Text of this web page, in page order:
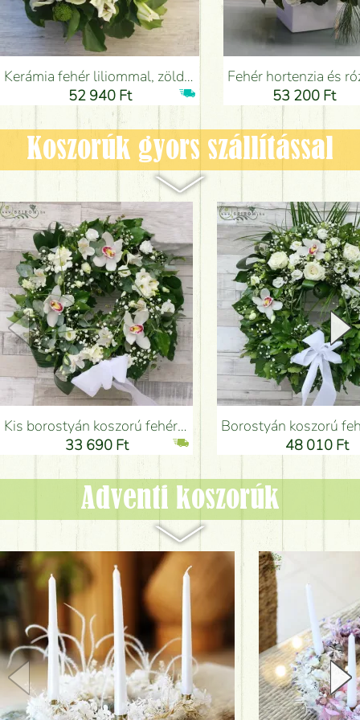
Kerámia fehér liliommal, zöld orchideával, zöld krizivel (14 szál) - Virágküldés Budapesten
52 940 Ft
Fehér hortenzia és rózsa kocka (14 szál) - Virágküldés
53 200 Ft
Koszorúk gyors szállítással
Kis borostyán koszorú fehér virágokkal (37 cm, 11 szál) - Virágküldés Budapesten
33 690 Ft
Borostyán koszorú fehér vegyes virágokkal (50 cm , 12 szál) -
48 010 Ft
Adventi koszorúk